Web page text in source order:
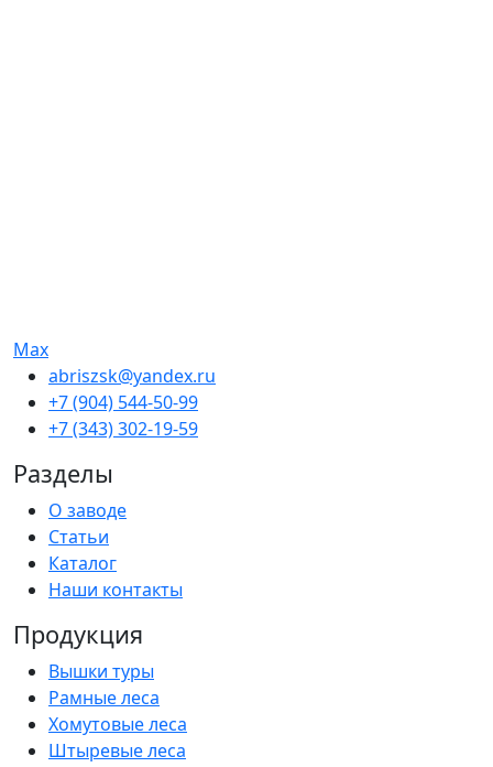
Max
abriszsk@yandex.ru
+7 (904) 544-50-99
+7 (343) 302-19-59
Разделы
О заводе
Статьи
Каталог
Наши контакты
Продукция
Вышки туры
Рамные леса
Хомутовые леса
Штыревые леса